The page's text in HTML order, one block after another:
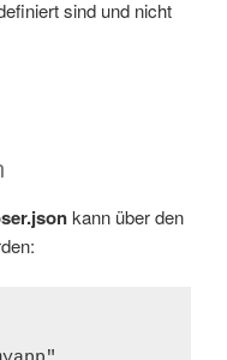
sind und nicht
kann über den